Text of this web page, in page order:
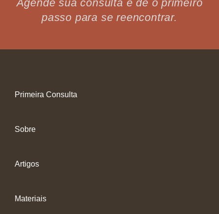
Agende sua consulta e dê o primeiro
passo para se reencontrar.
Primeira Consulta
Sobre
Artigos
Materiais